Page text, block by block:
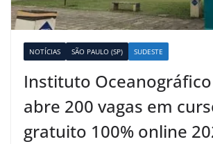
NOTÍCIAS SÃO PAULO (SP) SUDESTE
Instituto Oceanográfico
abre 200 vagas em
gratuito 100% online